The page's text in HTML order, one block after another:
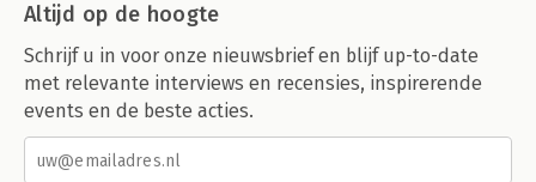
Altijd op de hoogte
Schrijf u in voor onze nieuwsbrief en blijf up-to-date
met relevante interviews en recensies, inspirerende
events en de beste acties.